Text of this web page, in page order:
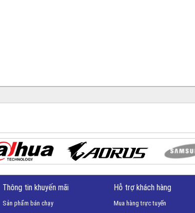
Thông tin khuyến mãi
Sản phẩm bán chạy
Hỗ trợ khách hàng
Mua hàng trực tuyến